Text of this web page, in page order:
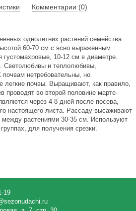
Комментарии (0)
однолетних растений семейства
60-70 см с ясно выраженным
густомахровые, 10-12 см в диаметре.
Светолюбивы и теплолюбивы,
почвам нетребовательны, но
легкие почвы. Выращивают, как правило,
проводят во второй половине марте-
через 4-8 дней после посева,
настоящего листа. Рассаду высаживают
между растениями 30-35 см. Используют
для получения срезки.
19